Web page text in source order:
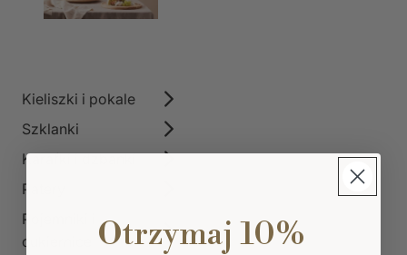
Kieliszki i pokale
Szklanki
Karafki i dzbanki
Patery
Pojemniki i
cukiernice
Otrzymaj 10%